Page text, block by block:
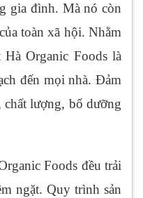
gia đình. Mà nó còn
toàn xã hội. Nhằm
Organic Foods là
đến mọi nhà. Đảm
chất lượng, bổ dưỡng
Foods đều trải
ngặt. Quy trình sản